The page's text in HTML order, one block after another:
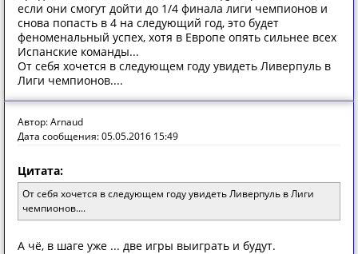
если они смогут дойти до 1/4 финала лиги чемпионов и
снова попасть в 4 на следующий год, это будет
феноменальный успех, хотя в Европе опять сильнее всех
Испанские команды...
От себя хочется в следующем году увидеть Ливерпуль в
Лиги чемпионов....
Автор: Arnaud
Дата сообщения: 05.05.2016 15:49
Цитата:
От себя хочется в следующем году увидеть Ливерпуль в Лиги
чемпионов....
А чё, в шаге уже ... две игры выиграть и будут.